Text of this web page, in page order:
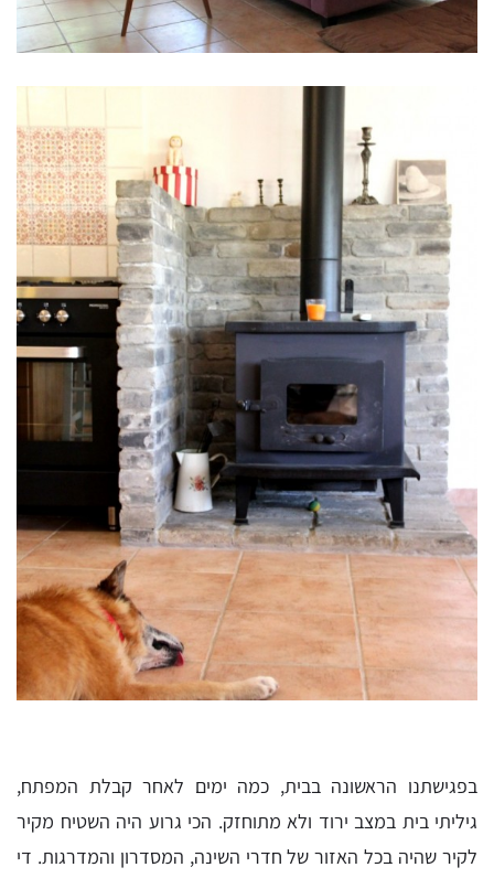
בפגישתנו הראשונה בבית, כמה ימים לאחר קבלת המפתח,
גיליתי בית במצב ירוד ולא מתוחזק. הכי גרוע היה השטיח מקיר
לקיר שהיה בכל האזור של חדרי השינה, המסדרון והמדרגות. די